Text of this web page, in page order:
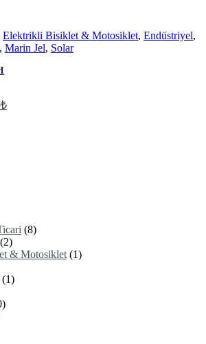
Elektrikli Bisiklet & Motosiklet, Endüstriyel,
, Marin Jel, Solar
₺
(8)
(2)
& Motosiklet (1)
(1)